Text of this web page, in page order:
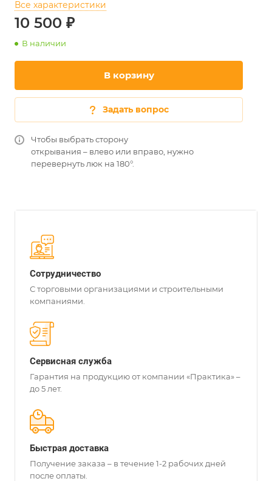
Все характеристики
10 500 ₽
В наличии
В корзину
Задать вопрос
Чтобы выбрать сторону
открывания – влево или вправо, нужно
перевернуть люк на 180°.
Сотрудничество
С торговыми организациями и строительными
компаниями.
Сервисная служба
Гарантия на продукцию от компании «Практика» –
до 5 лет.
Быстрая доставка
Получение заказа – в течение 1-2 рабочих дней
после оплаты.